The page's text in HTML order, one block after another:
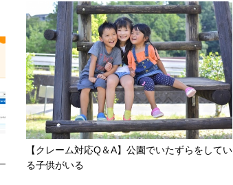
【クレーム対応Q＆A】公園でいたずらをしてい
る子供がいる